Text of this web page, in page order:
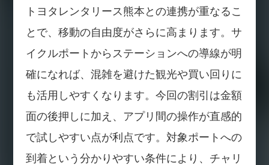
トヨタレンタリース熊本との連携が重なるこ
とで、移動の自由度がさらに高まります。サ
イクルポートからステーションへの導線が明
確になれば、混雑を避けた観光や買い回りに
も活用しやすくなります。今回の割引は金額
面の後押しに加え、アプリ間の操作が直感的
で試しやすい点が利点です。対象ポートへの
到着という分かりやすい条件により、チャリ